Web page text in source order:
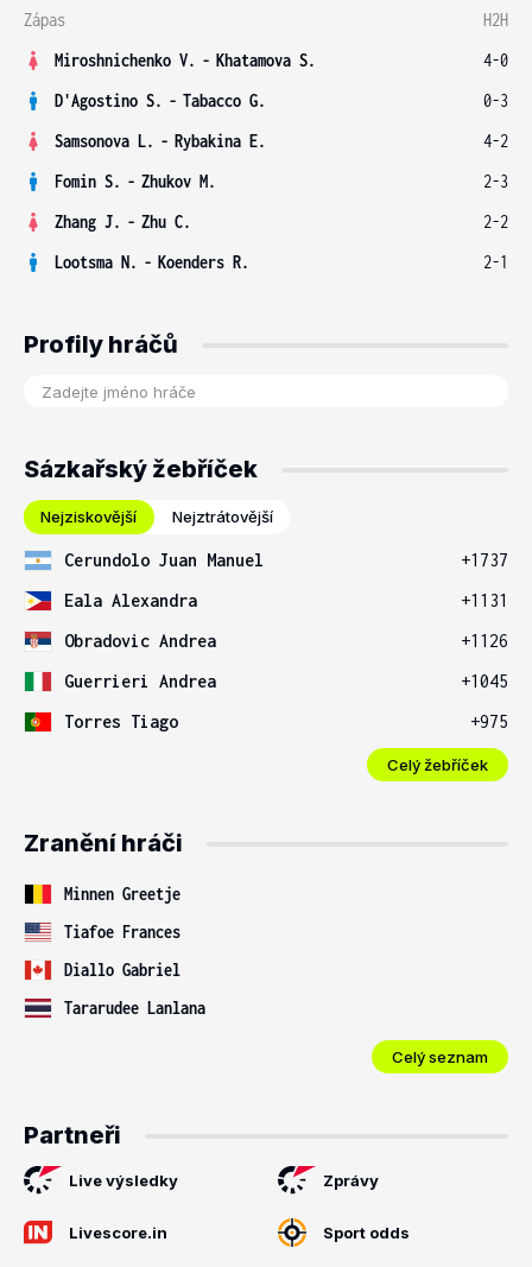
Zápas
H2H
Miroshnichenko V. - Khatamova S.
4-0
D'Agostino S. - Tabacco G.
0-3
Samsonova L. - Rybakina E.
4-2
Fomin S. - Zhukov M.
2-3
Zhang J. - Zhu C.
2-2
Lootsma N. - Koenders R. 2-1
Profily hráčů
Sázkařský žebříček
Nejziskovější Nejztrátovější
Cerundolo Juan Manuel
+1737
Eala Alexandra
+1131
Obradovic Andrea
+1126
Guerrieri Andrea
+1045
Torres Tiago
+975
Celý žebříček
Zranění hráči
Minnen Greetje
Tiafoe Frances
Diallo Gabriel
Tararudee Lanlana
Celý seznam
Partneři
Live výsledky Zprávy
Livescore.in Sport odds